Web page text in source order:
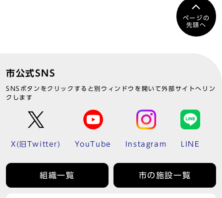
ページの
先頭へ
市公式SNS
SNSボタンをクリックすると別ウィンドウを開いて外部サイトへリン
クします
X(旧Twitter) YouTube Instagram LINE
組織一覧 市の施設一覧